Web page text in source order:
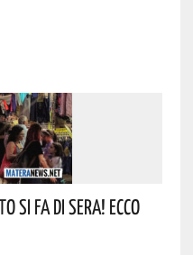
Fa Di Sera! Ecco